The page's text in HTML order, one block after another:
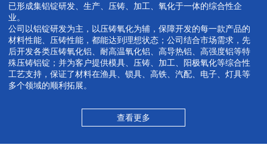
已形成集铝锭研发、生产、压铸、加工、氧化于一体的综合性企
业。
公司以铝锭研发为主，以压铸氧化为辅，保障开发的每一款产品的
材料性能、压铸性能，都能达到理想状态；公司结合市场需求，先
后开发各类压铸氧化铝、耐高温氧化铝、高导热铝、高强度铝等特
殊压铸铝锭；并为客户提供模具、压铸、加工、阳极氧化等综合性
工艺支持，保证了材料在渔具、锁具、高铁、汽配、电子、灯具等
多个领域的顺利拓展。
查看更多